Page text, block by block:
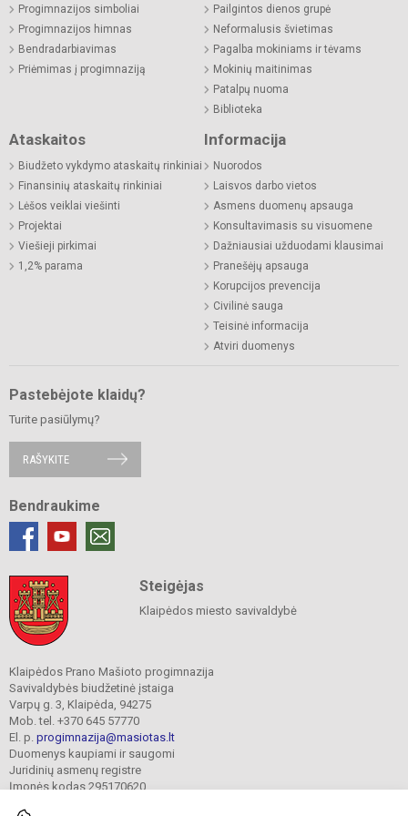
Progimnazijos simboliai
Progimnazijos himnas
Bendradarbiavimas
Priėmimas į progimnaziją
Pailgintos dienos grupė
Neformalusis švietimas
Pagalba mokiniams ir tėvams
Mokinių maitinimas
Patalpų nuoma
Biblioteka
Ataskaitos
Biudžeto vykdymo ataskaitų rinkiniai
Finansinių ataskaitų rinkiniai
Lėšos veiklai viešinti
Projektai
Viešieji pirkimai
1,2% parama
Informacija
Nuorodos
Laisvos darbo vietos
Asmens duomenų apsauga
Konsultavimasis su visuomene
Dažniausiai užduodami klausimai
Pranešėjų apsauga
Korupcijos prevencija
Civilinė sauga
Teisinė informacija
Atviri duomenys
Pastebėjote klaidų?
Turite pasiūlymų?
RAŠYKITE
Bendraukime
Steigėjas
Klaipėdos miesto savivaldybė
Klaipėdos Prano Mašioto progimnazija
Savivaldybės biudžetinė įstaiga
Varpų g. 3, Klaipėda, 94275
Mob. tel. +370 645 57770
El. p. progimnazija@masiotas.lt
Duomenys kaupiami ir saugomi
Juridinių asmenų registre
Įmonės kodas 295170620